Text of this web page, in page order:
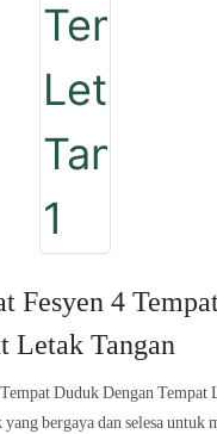
Fesyen 4
Letak Tangan
Duduk Dengan Tempat
bergaya dan selesa untuk